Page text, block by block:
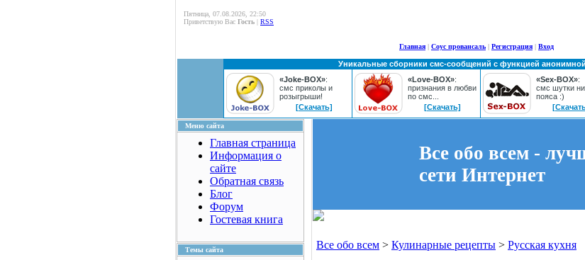
Пятница, 07.08.2026, 22:50
Приветствую Вас Гость | RSS
Главная | Соус провансаль | Регистрация | Вход
Уникальные сборники смс-сообщений с функцией
«Joke-BOX»:
смс приколы и
розыгрыши!
[Скачать]
«Love-BOX»:
признания в любви
по смс...
[Скачать]
«Sex-BOX»:
смс шутки
пояса :)
Меню сайта
Главная страница
Информация о
сайте
Обратная связь
Блог
Форум
Гостевая книга
Темы сайта
Все обо всем -
сети Интернет
Все обо всем > Кулинарные рецепты > Русская кухня